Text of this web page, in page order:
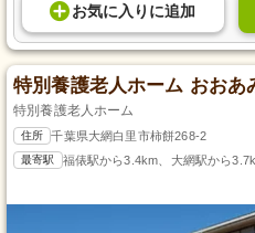
お気に入り に追加
特別養護老人ホーム おおあ
特別養護老人ホーム
住所 千葉県大網白里市柿餅268-2
最寄駅 福俵駅から3.4km、大網駅から